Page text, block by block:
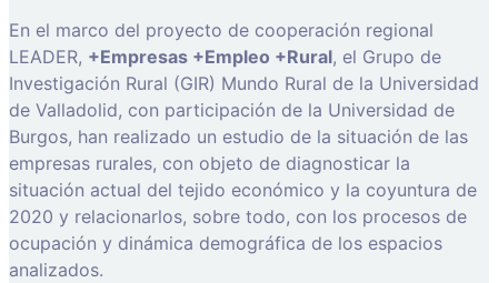
En el marco del proyecto de cooperación regional
LEADER, +Empresas +Empleo +Rural, el Grupo de
Investigación Rural (GIR) Mundo Rural de la Universidad
de Valladolid, con participación de la Universidad de
Burgos, han realizado un estudio de la situación de las
empresas rurales, con objeto de diagnosticar la
situación actual del tejido económico y la coyuntura de
2020 y relacionarlos, sobre todo, con los procesos de
ocupación y dinámica demográfica de los espacios
analizados.